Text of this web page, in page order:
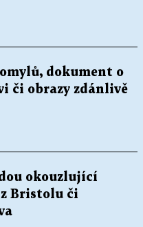
dokument o
či obrazy zdánlivě
okouzlující
z Bristolu či